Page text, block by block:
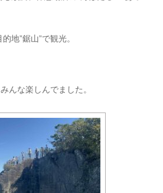
地”鋸山”で観光。
んな楽しんでました。